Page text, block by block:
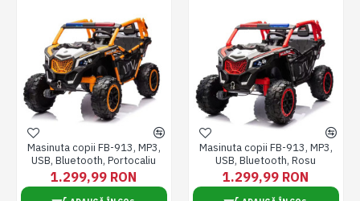
Masinuta copii FB-913, MP3,
USB, Bluetooth, Portocaliu
1.299,99 RON
Masinuta copii FB-913, MP3,
USB, Bluetooth, Rosu
1.299,99 RON